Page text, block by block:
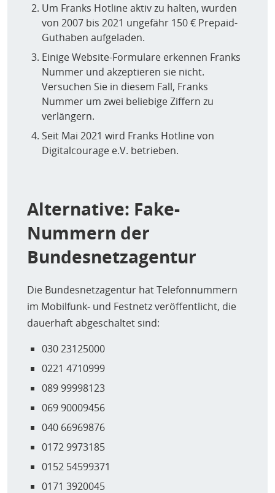
Um Franks Hotline aktiv zu halten, wurden
von 2007 bis 2021 ungefähr 150 € Prepaid-
Guthaben aufgeladen.
Einige Website-Formulare erkennen Franks
Nummer und akzeptieren sie nicht.
Versuchen Sie in diesem Fall, Franks
Nummer um zwei beliebige Ziffern zu
verlängern.
Seit Mai 2021 wird Franks Hotline von
Digitalcourage e.V. betrieben.
Alternative: Fake-
Nummern der
Bundesnetzagentur
Die Bundesnetzagentur hat Telefonnummern
im Mobilfunk- und Festnetz veröffentlicht, die
dauerhaft abgeschaltet sind:
030 23125000
0221 4710999
089 99998123
069 90009456
040 66969876
0172 9973185
0152 54599371
0171 3920045